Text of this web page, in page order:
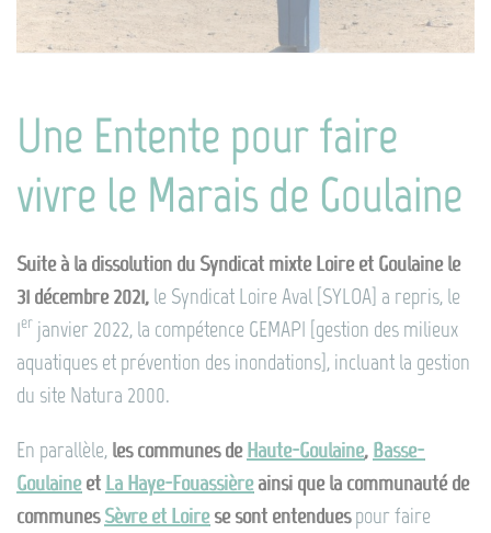
Une Entente pour faire
vivre le Marais de Goulaine
Suite à la dissolution du Syndicat mixte Loire et Goulaine le
31 décembre 2021, le Syndicat Loire Aval [SYLOA] a repris, le
1er janvier 2022, la compétence GEMAPI [gestion des milieux
aquatiques et prévention des inondations], incluant la gestion
du site Natura 2000.
En parallèle, les communes deHaute-Goulaine, Basse-
Goulaineet La Haye-Fouassièreainsi que la communauté de
communesSèvre et Loirese sont entenduespour faire